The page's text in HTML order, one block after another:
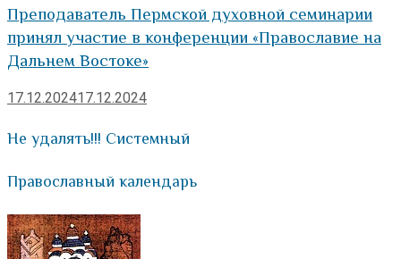
Преподаватель Пермской духовной семинарии
принял участие в конференции «Православие на
Дальнем Востоке»
17.12.202417.12.2024
Не удалять!!! Системный
Православный календарь